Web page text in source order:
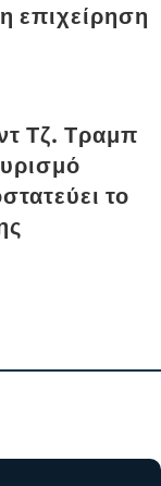
επιχείρηση
Τζ. Τραμπ
το